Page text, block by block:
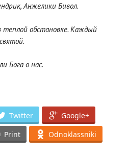
Анжелики Бивол.
теплой обстановке. Каждый
Бога о нас.
Twitter
Google+
Print Odnoklassniki